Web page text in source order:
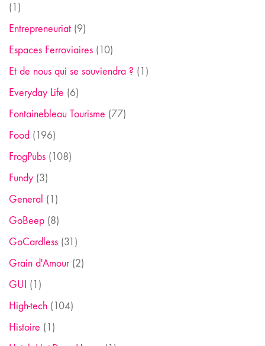
(1)
Entrepreneuriat (9)
Espaces Ferroviaires (10)
Et de nous qui se souviendra ? (1)
Everyday Life (6)
Fontainebleau Tourisme (77)
Food (196)
FrogPubs (108)
Fundy (3)
General (1)
GoBeep (8)
GoCardless (31)
Grain d'Amour(2)
GUI (1)
High-tech (104)
Histoire (1)